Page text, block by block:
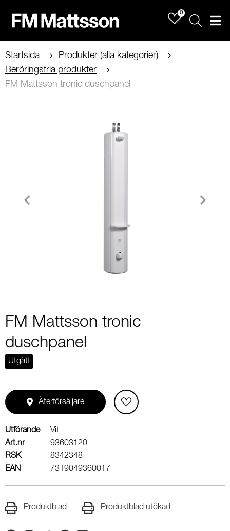
0
Sök
Startsida
Produkter (alla kategorier)
Beröringsfria produkter
FM Mattsson tronic duschpanel
FM Mattsson tronic
duschpanel
Utgått
Återförsäljare
Utförande
Vit
Art.nr
93603120
RSK
8342348
EAN
7319049360017
Produktblad Produktblad utökad